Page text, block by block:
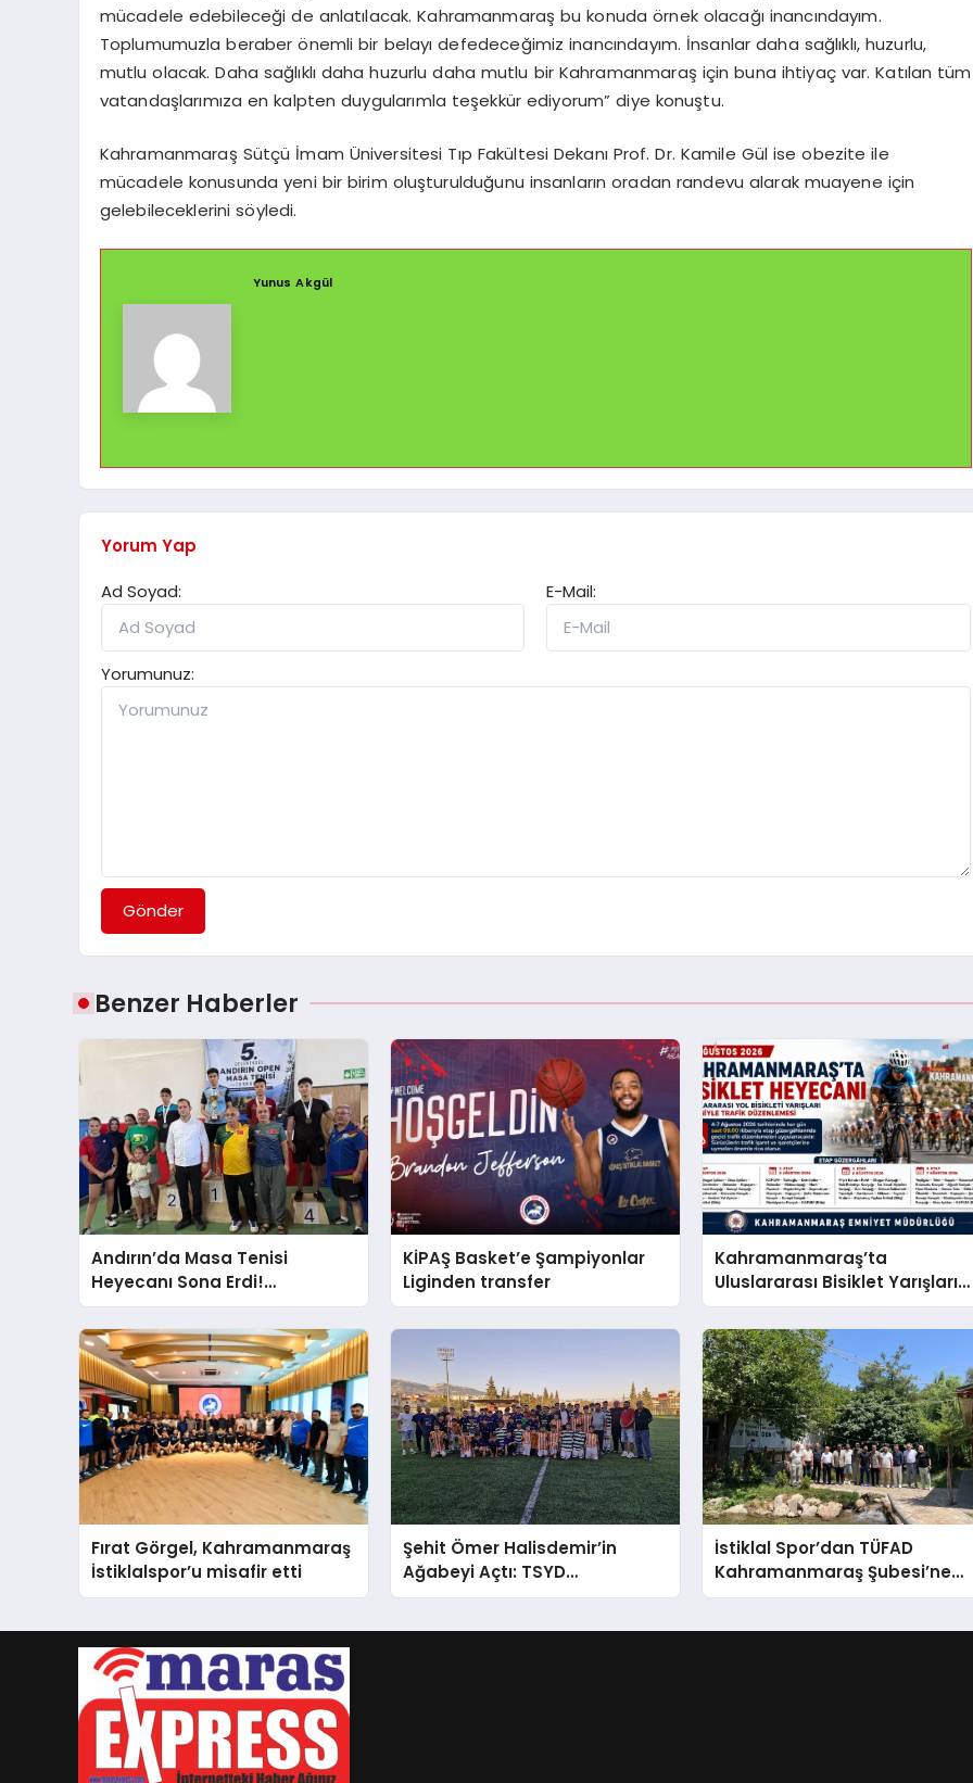
mücadele edebileceği de anlatılacak. Kahramanmaraş bu konuda örnek olacağı inancındayım.
Toplumumuzla beraber önemli bir belayı defedeceğimiz inancındayım. İnsanlar daha sağlıklı, huzurlu,
mutlu olacak. Daha sağlıklı daha huzurlu daha mutlu bir Kahramanmaraş için buna ihtiyaç var. Katılan tüm
vatandaşlarımıza en kalpten duygularımla teşekkür ediyorum” diye konuştu.
Kahramanmaraş Sütçü İmam Üniversitesi Tıp Fakültesi Dekanı Prof. Dr. Kamile Gül ise obezite ile
mücadele konusunda yeni bir birim oluşturulduğunu insanların oradan randevu alarak muayene için
gelebileceklerini söyledi.
Yunus Akgül
Yorum Yap
Ad Soyad:
E-Mail:
Yorumunuz:
Gönder
Benzer Haberler
Andırın’da Masa Tenisi
Heyecanı Sona Erdi!
Şampiyonlar Ödüllerine
Kavuştu
KİPAŞ Basket’e Şampiyonlar
Liginden transfer
Kahramanmaraş’ta
Uluslararası Bisiklet Yarışları
Nedeniyle Bazı Güzergahlar
Trafiğe Kapatılacak
Fırat Görgel, Kahramanmaraş
İstiklalspor’u misafir etti
Şehit Ömer Halisdemir’in
Ağabeyi Açtı: TSYD
Kahramanmaraş Cup Başladı!
İstiklal Spor’dan TÜFAD
Kahramanmaraş Şubesi’ne
Anlamlı Ziyaret